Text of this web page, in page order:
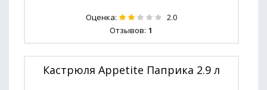
Оценка: 2.0
Отзывов: 1
Кастрюля Appetite Паприка 2.9 л